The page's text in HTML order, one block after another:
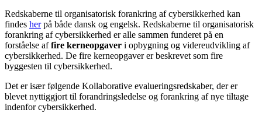
Redskaberne til organisatorisk forankring af cybersikkerhed kan
findes herpå både dansk og engelsk. Redskaberne til organisatorisk
forankring af cybersikkerhed er alle sammen funderet på en
forståelse affire kerneopgaver i opbygning og videreudvikling af
cybersikkerhed. De fire kerneopgaver er beskrevet som fire
byggesten til cybersikkerhed.
Det er især følgende Kollaborative evalueringsredskaber, der er
blevet nyttiggjort til forandringsledelse og forankring af nye tiltage
indenfor cybersikkerhed.